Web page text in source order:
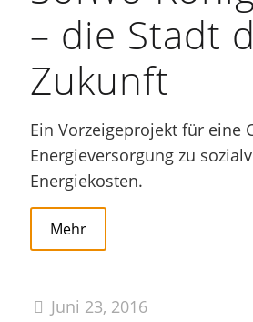
– die Stadt
Zukunft
Ein Vorzeigeprojekt für eine
Energieversorgung zu
Energiekosten.
Mehr
Juni 23, 2016